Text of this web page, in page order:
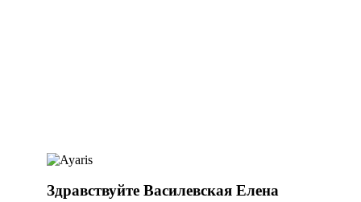
Здравствуйте Василевская Елена